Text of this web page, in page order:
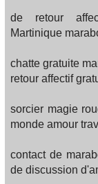
de retour
Martinique
chatte gratuite
retour affectif
sorcier magie
monde amour
contact de
de discussion